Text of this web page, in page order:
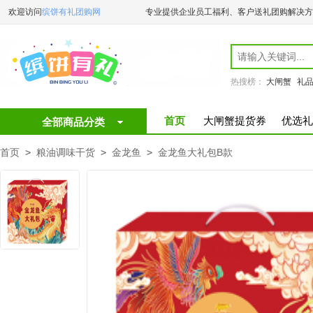
欢迎访问缤饼有礼团购网 专业提供企业员工福利、客户送礼团购解决
热搜榜： 大闸蟹 礼
全部商品分类 首页 大闸蟹提货券 优选
首页 > 粮油调味干货 > 金龙鱼 > 金龙鱼大礼包B款